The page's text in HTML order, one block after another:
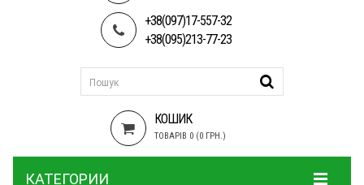
+38(097)17-557-32
+38(095)213-77-23
КОШИК
ТОВАРІВ 0 (0 ГРН.)
КАТЕГОРИИ